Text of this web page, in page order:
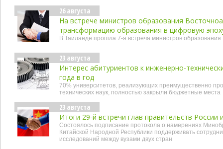
26 августа
На встрече министров образования
трансформацию образования в цифровую
В Таиланде прошла 7-я встреча министров образования
23 августа
Интерес абитуриентов к инженерно-
года в год
70% университетов, реализующих преимущественно
технических наук, полностью закрыли бюджетные места
23 августа
Итоги 29-й встречи глав правительств России
Состоялось подписание протокола о намерениях
Китайской Народной Республики поддерживать
исследований между вузами двух стран